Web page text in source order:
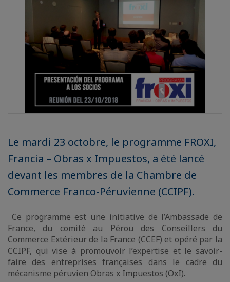
Le mardi 23 octobre, le programme FROXI,
Francia – Obras x Impuestos, a été lancé
devant les membres de la Chambre de
Commerce Franco-Péruvienne (CCIPF).
Ce programme est une initiative de l’Ambassade de
France, du comité au Pérou des Conseillers du
Commerce Extérieur de la France (CCEF) et opéré par la
CCIPF, qui vise à promouvoir l’expertise et le savoir-
faire des entreprises françaises dans le cadre du
mécanisme péruvien Obras x Impuestos (OxI).